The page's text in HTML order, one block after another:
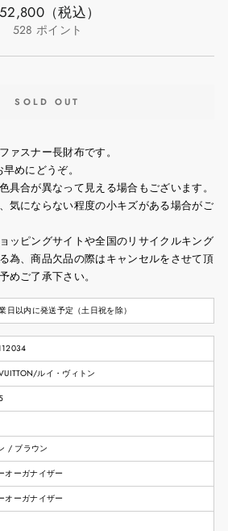
（税込）
528 ポイント
SOLD OUT
ァスナー長財布です。
めにどうぞ。
合が異なって見える場合もございます。
気にならない程度の小キズがある場合がご
ッピングサイトや全国のリサイクルキング
為、商品欠品の際はキャンセルをさせて頂
めご了承下さい。
日以内に発送予定（土日祝を除）
ルイ・ヴィトン
/ ブラウン
オーガナイザー
オーガナイザー